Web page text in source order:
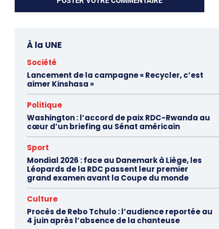
À la UNE
Société
Lancement de la campagne « Recycler, c’est
aimer Kinshasa »
Politique
Washington : l’accord de paix RDC-Rwanda au
cœur d’un briefing au Sénat américain
Sport
Mondial 2026 : face au Danemark à Liège, les
Léopards de la RDC passent leur premier
grand examen avant la Coupe du monde
Culture
Procès de Rebo Tchulo : l’audience reportée au
4 juin après l’absence de la chanteuse